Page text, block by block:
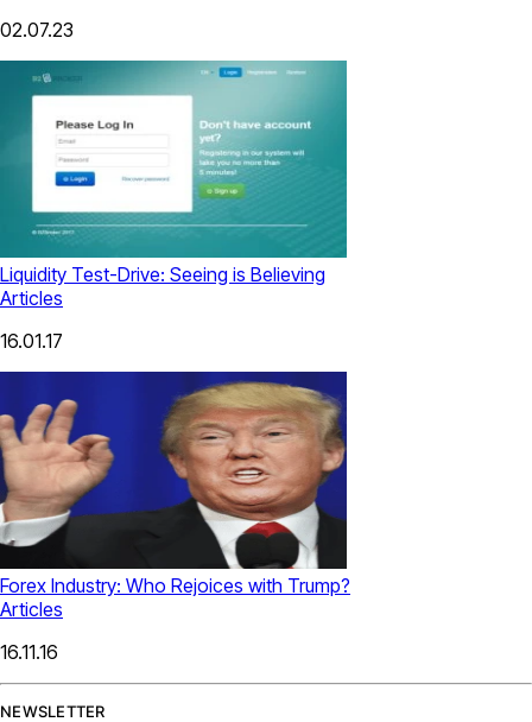
02.07.23
Liquidity Test-Drive: Seeing is Believing
Articles
16.01.17
Forex Industry: Who Rejoices with Trump?
Articles
16.11.16
NEWSLETTER